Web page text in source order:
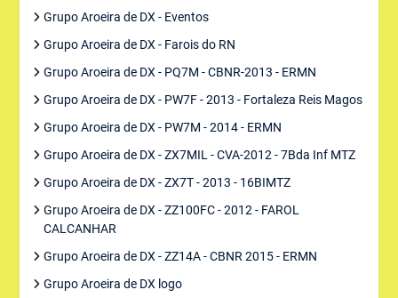
Grupo Aroeira de DX - Eventos
Grupo Aroeira de DX - Farois do RN
Grupo Aroeira de DX - PQ7M - CBNR-2013 - ERMN
Grupo Aroeira de DX - PW7F - 2013 - Fortaleza Reis Magos
Grupo Aroeira de DX - PW7M - 2014 - ERMN
Grupo Aroeira de DX - ZX7MIL - CVA-2012 - 7Bda Inf MTZ
Grupo Aroeira de DX - ZX7T - 2013 - 16BIMTZ
Grupo Aroeira de DX - ZZ100FC - 2012 - FAROL
CALCANHAR
Grupo Aroeira de DX - ZZ14A - CBNR 2015 - ERMN
Grupo Aroeira de DX logo